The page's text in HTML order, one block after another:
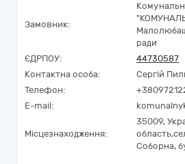
Замовник:
ради
ЄДРПОУ:
44730587
Контактна особа:
Сергій
Телефон:
E-mail:
Місцезнаходження:
35009,
область,
Соборна,